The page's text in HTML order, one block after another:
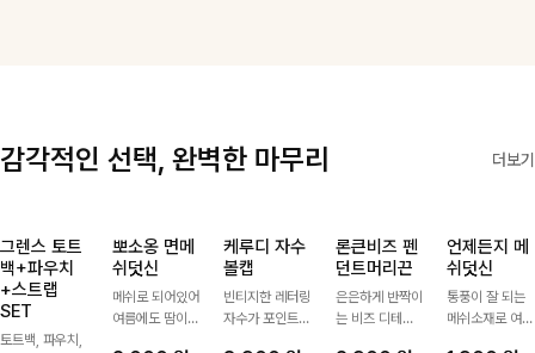
감각적인 선택, 완벽한 마무리 더보기
그렌스 토트
백+파우치
+스트랩
SET
토트백, 파우치,
뽀소옹 면메
쉬덧신
메쉬로 되어있어
여름에도 땀이
케루디 자수
볼캡
빈티지한 레터링
자수가 포인트가
론큰비즈 펜
던트머리끈
은은하게 반짝이
는 비즈 디테일
언제든지 메
쉬덧신
통풍이 잘 되는
메쉬소재로 여름